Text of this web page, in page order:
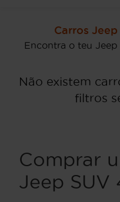
Carros
Encontra o teu
Não existem
filtros
Comprar
Jeep SUV